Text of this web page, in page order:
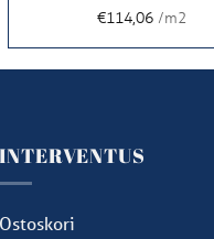
€114,06 /m2
INTERVENTUS
Ostoskori